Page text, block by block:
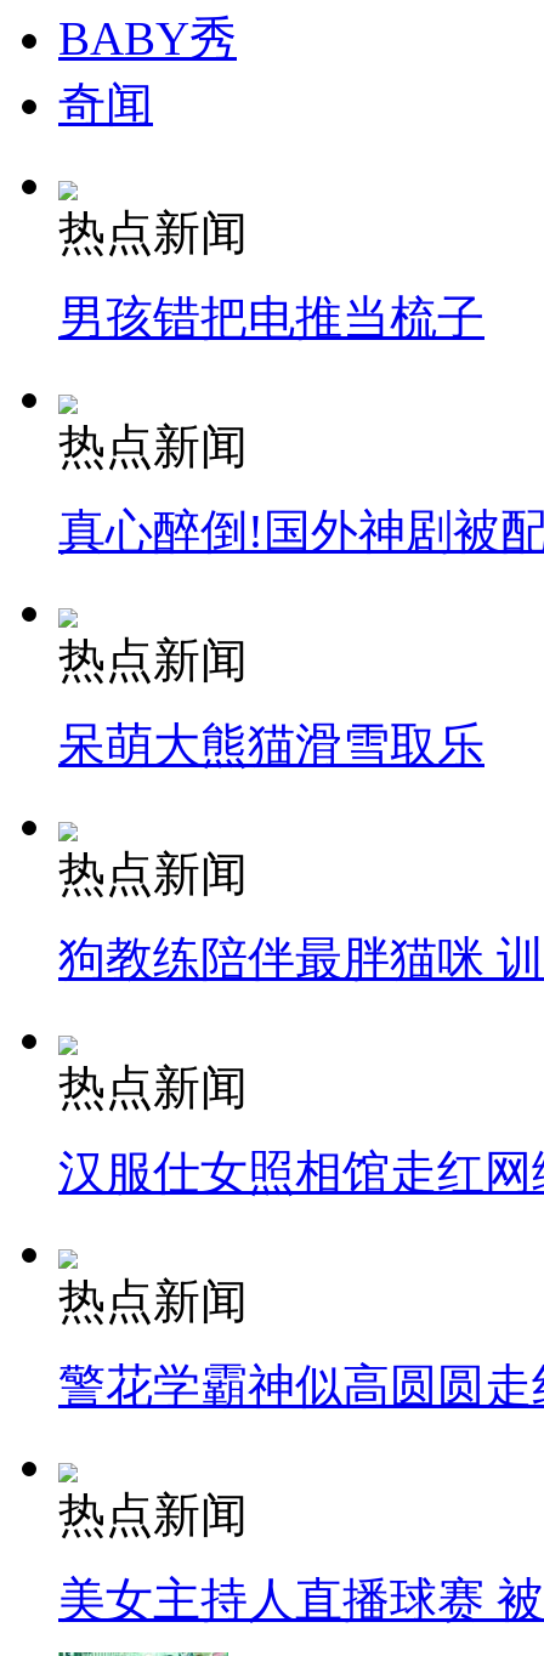
安徽一实载49人客车翻车
走！跟着总书记去植树
消防员救轻生者 花炮节热闹非凡 减压"枕头大战"
纽约上演“枕头大战”
司机酒驾遇交警 急速倒车逃窜
BABY秀
奇闻
热点新闻
男孩错把电推当梳子
热点新闻
真心醉倒!国外神剧被
热点新闻
呆萌大熊猫滑雪取乐
热点新闻
狗教练陪伴最胖猫咪
热点新闻
汉服仕女照相馆走红网
热点新闻
警花学霸神似高圆圆走
热点新闻
美女主持人直播球赛